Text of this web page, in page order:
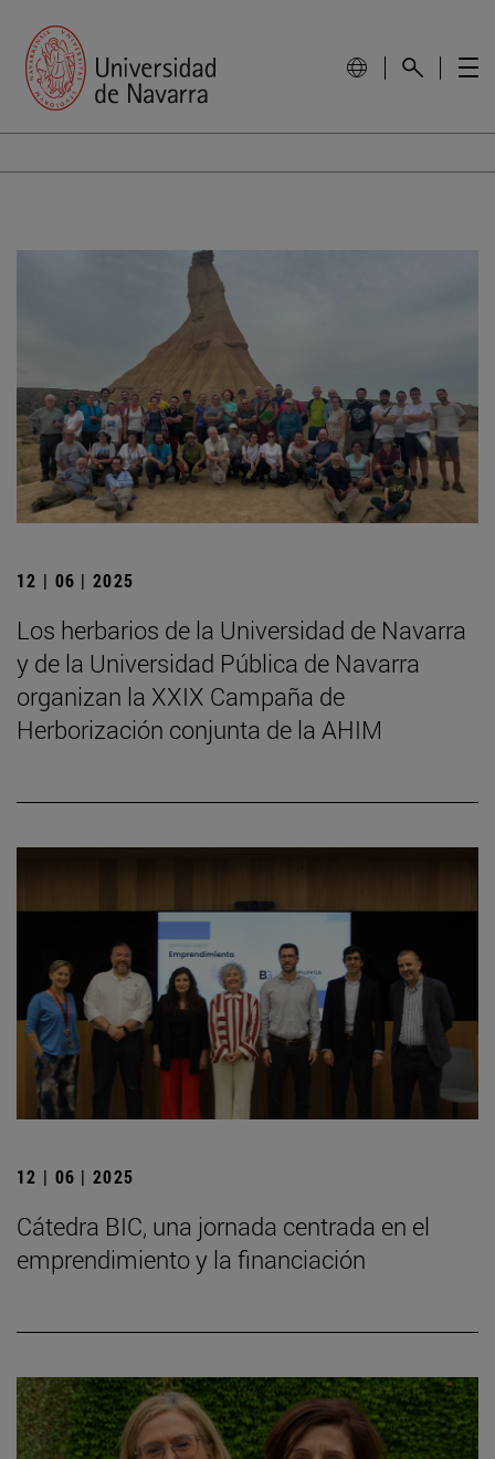
12 | 06 | 2025
Los herbarios de la Universidad de Navarra
y de la Universidad Pública de Navarra
organizan la XXIX Campaña de
Herborización conjunta de la AHIM
12 | 06 | 2025
Cátedra BIC, una jornada centrada en el
emprendimiento y la financiación